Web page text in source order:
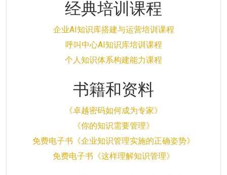
经典培训课程
企业AI知识库搭建与运营培训课程
呼叫中心AI知识库培训课程
个人知识体系构建能力课程
书籍和资料
《卓越密码如何成为专家》
《你的知识需要管理》
免费电子书《企业知识管理实施的正确姿势》
免费电子书《这样理解知识管理》